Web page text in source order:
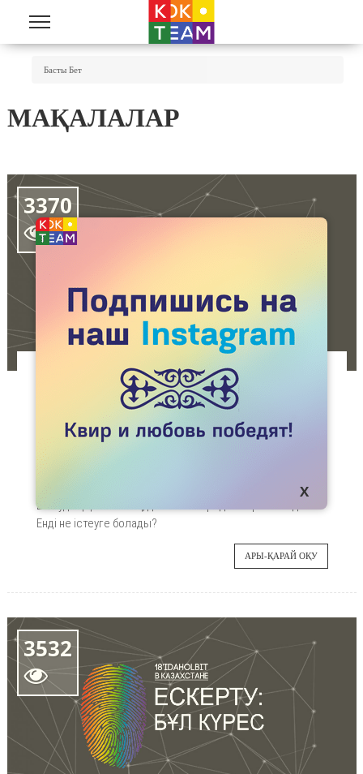
Басты Бет
МАҚАЛАЛАР
3370

17 МАМЫР КҮНІН ӨТКІЗУДІҢ 10 ТӘСІЛІ
17
Халықаралық гомофобияға, лесбофобияға,
дәл қазір қолыңа ЛГБТ жалауын алып көшеге
шығудың қажеті жоқ, дегенмен бұл да - керемет идея.
Енді не істеуге болады?
АРЫ-ҚАРАЙ ОҚУ
3532
